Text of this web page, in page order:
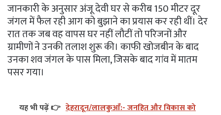
जानकारी के अनुसार अंजू देवी घर से करीब 150 मीटर दूर
जंगल में फैल रही आग को बुझाने का प्रयास कर रही थीं। देर
रात तक जब वह वापस घर नहीं लौटीं तो परिजनों और
ग्रामीणों ने उनकी तलाश शुरू की। काफी खोजबीन के बाद
उनका शव जंगल के पास मिला, जिसके बाद गांव में मातम
पसर गया।
यह भी पढ़ें 👉 देहरादून/लालकुआँ:- जनहित और विकास को